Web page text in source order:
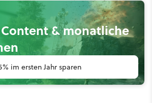
& monatliche
im ersten Jahr sparen